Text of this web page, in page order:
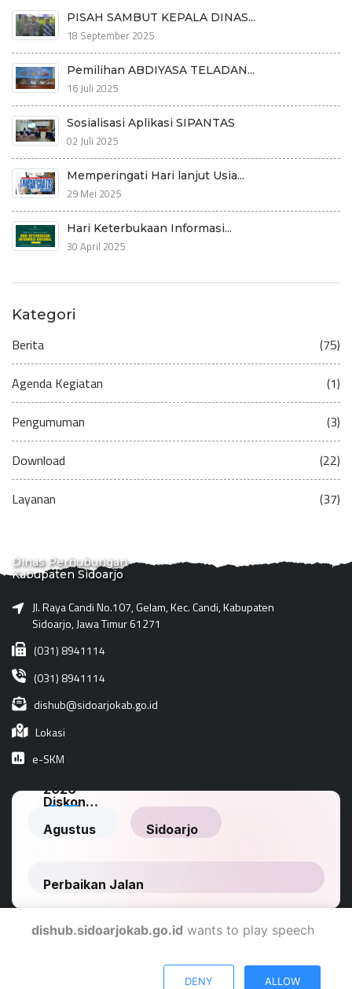
PISAH SAMBUT KEPALA DINAS...
18 September 2025
Pemilihan ABDIYASA TELADAN...
16 Juli 2025
Sosialisasi Aplikasi SIPANTAS
02 Juli 2025
Memperingati Hari lanjut Usia...
29 Mei 2025
Hari Keterbukaan Informasi...
30 April 2025
Kategori
Berita (75)
Agenda Kegiatan (1)
Pengumuman (3)
Download (22)
Layanan (37)
Dinas Perhubungan
Kabupaten Sidoarjo
Jl. Raya Candi No.107, Gelam, Kec. Candi, Kabupaten
Sidoarjo, Jawa Timur 61271
(031) 8941114
(031) 8941114
dishub@sidoarjokab.go.id
Lokasi
e-SKM
Dinas Komunikasi Dan Informatika Kabupaten Sidoarjo
dishub.sidoarjokab.go.id wants to play speech
DENY ALLOW